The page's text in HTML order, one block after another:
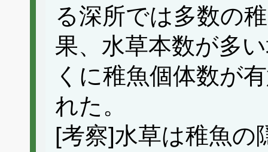
る深所では多数の
果、水草本数が多
くに稚魚個体数が
れた。
[考察]水草は稚魚の